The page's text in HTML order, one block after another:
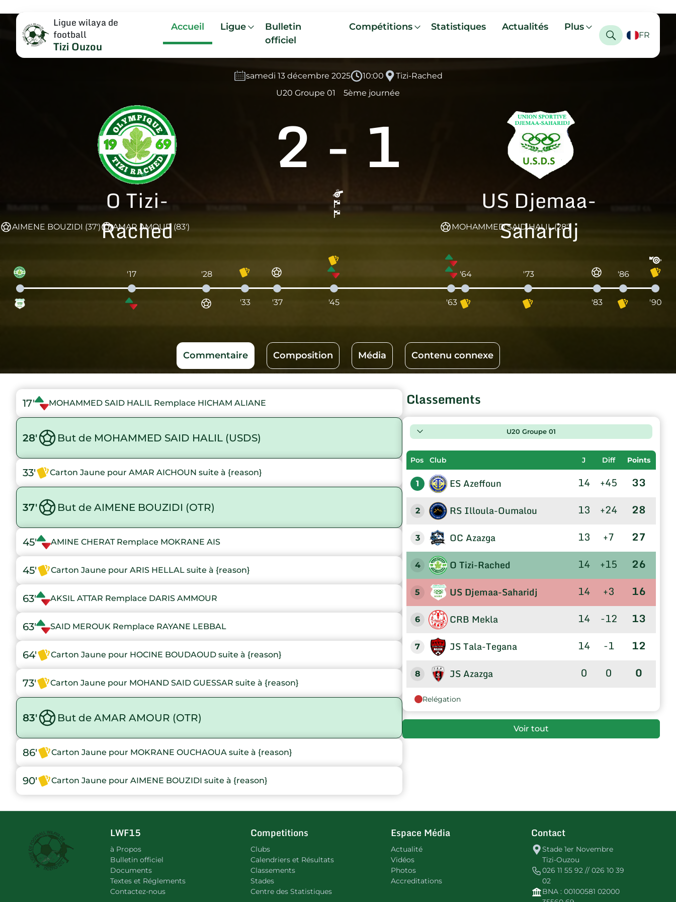
Ligue wilaya de
football
Tizi Ouzou
Accueil Ligue
Bulletin
officiel
Compétitions Statistiques Actualités Plus
FR
samedi 13 décembre 2025 10:00
Tizi-Rached
U20 Groupe 01
5ème journée
O Tizi-
Rached
2 - 1
US Djemaa-
Saharidj
AIMENE BOUZIDI (37') AMAR AMOUR (83') MOHAMMED SAID HALIL (28')
'17 '28
'33 '37 '45 '63
'64 '73
'83
'86
'90
Commentaire Composition Média Contenu connexe
17' MOHAMMED SAID HALIL Remplace HICHAM ALIANE
28' But de MOHAMMED SAID HALIL (USDS)
33' Carton Jaune pour AMAR AICHOUN suite à {reason}
37' But de AIMENE BOUZIDI (OTR)
45' AMINE CHERAT Remplace MOKRANE AIS
45' Carton Jaune pour ARIS HELLAL suite à {reason}
63' AKSIL ATTAR Remplace DARIS AMMOUR
63' SAID MEROUK Remplace RAYANE LEBBAL
64' Carton Jaune pour HOCINE BOUDAOUD suite à {reason}
73' Carton Jaune pour MOHAND SAID GUESSAR suite à {reason}
83' But de AMAR AMOUR (OTR)
86' Carton Jaune pour MOKRANE OUCHAOUA suite à {reason}
90' Carton Jaune pour AIMENE BOUZIDI suite à {reason}
Classements
U20 Groupe 01
Pos Club J Diff Points
1 ES Azeffoun 14 +45 33
2 RS Illoula-Oumalou 13 +24 28
3 OC Azazga 13 +7 27
4 O Tizi-Rached 14 +15 26
5 US Djemaa-Saharidj 14 +3 16
6 CRB Mekla 14 -12 13
7 JS Tala-Tegana 14 -1 12
8 JS Azazga 0 0 0
9 JST Azazga
Relégation
Voir tout
LWF15
à Propos
Bulletin officiel
Documents
Textes et Réglements
Contactez-nous
Competitions
Clubs
Calendriers et Résultats
Classements
Stades
Centre des Statistiques
Espace Média
Actualité
Vidéos
Photos
Accreditations
Contact
Stade 1er Novembre
Tizi-Ouzou
026 11 55 92 // 026 10 39
02
BNA : 00100581 02000